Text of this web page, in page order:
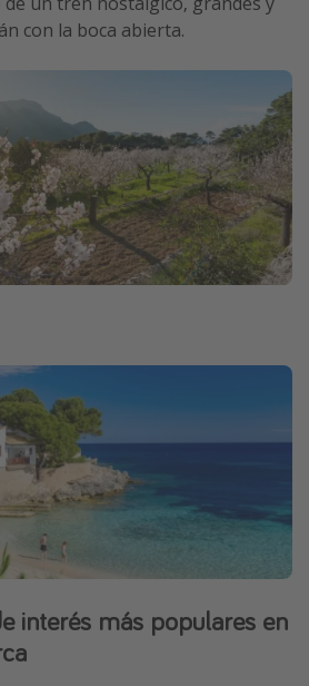
con la boca abierta.
interés más populares en